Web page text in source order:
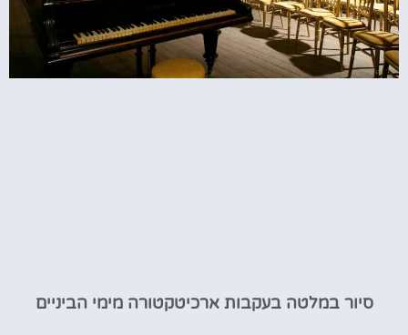
סיור במלטה בעקבות ארכיטקטורה מימי הביניים